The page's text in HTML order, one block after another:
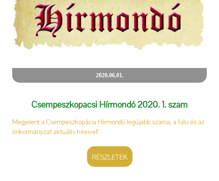
2020.06.01.
Csempeszkopácsi Hírmondó 2020. 1. szám
Megjelent a Csempeszkopácsi Hírmondó legújabb száma, a falu és az
önkormányzat aktuális híreivel!
RÉSZLETEK